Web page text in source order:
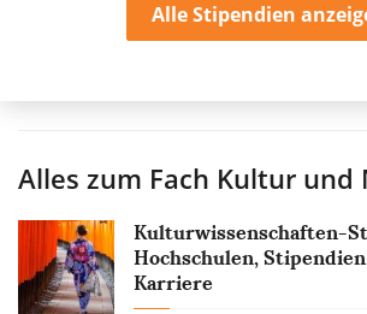
Alle Stipendien
Alles zum Fach Kultur und
Kulturwissenschaften-
Hochschulen,
Karriere